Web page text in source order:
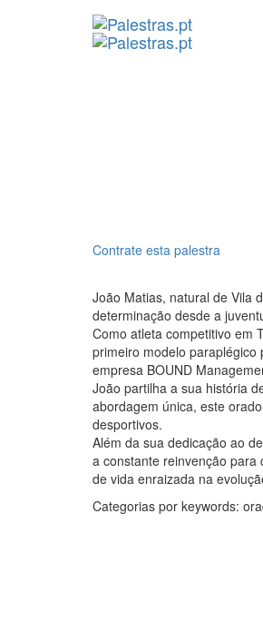
Contrate esta palestra
João Matias, natural de Vila
determinação desde a
Como atleta competitivo em
primeiro modelo paraplégico
empresa BOUND
João partilha a sua história
abordagem única, este
desportivos.
Além da sua dedicação ao
a constante reinvenção
de vida enraizada na
Categorias por keywords: